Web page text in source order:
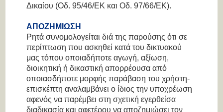
Δικαίου (Οδ. 95/46/ΕΚ και Οδ. 97/66/ΕΚ).
ΑΠΟΖΗΜΙΩΣΗ
Ρητά συνομολογείται διά της παρούσης ότι σε
περίπτωση που ασκηθεί κατά του δικτυακού
μας τόπου οποιαδήποτε αγωγή, αξίωση,
διοικητική ή δικαστική απορρέουσα από
οποιασδήποτε μορφής παράβαση του χρήστη-
επισκέπτη αναλαμβάνει ο ίδιος την υποχρέωση
αφενός να παρέμβει στη σχετική εγερθείσα
διαδικασία και αφετέρου να αποζημιώσει τον